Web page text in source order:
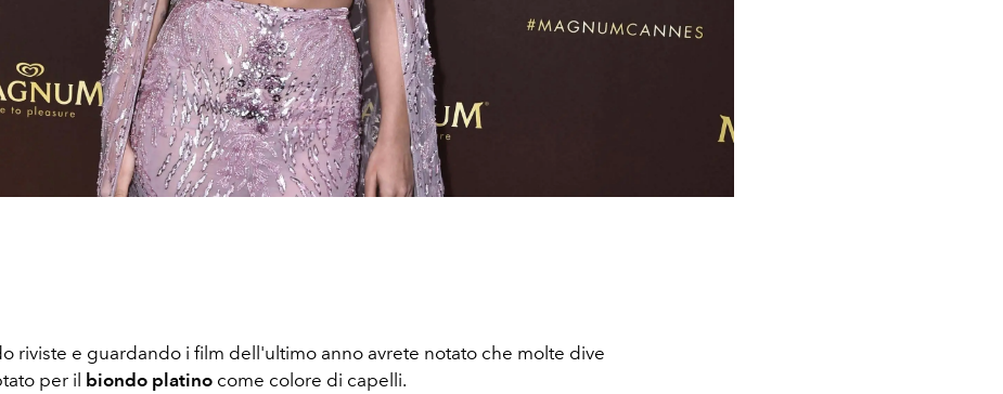
riviste e guardando i film dell'ultimo anno avrete notato che molte dive
per il biondo platino come colore di capelli.